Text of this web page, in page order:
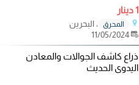
1 دينار
المحرق
، البحرين
11/05/2024
ذراع كاشف الجوالات والمعادن
اليدوى الحديث